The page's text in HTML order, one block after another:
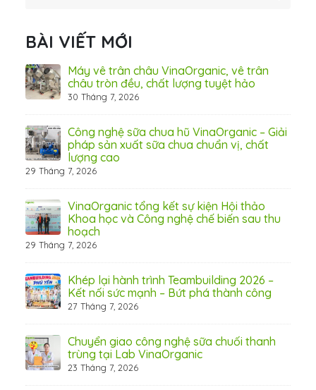
BÀI VIẾT MỚI
Máy vê trân châu VinaOrganic, vê trân
châu tròn đều, chất lượng tuyệt hảo
30 Tháng 7, 2026
Công nghệ sữa chua hũ VinaOrganic – Giải
pháp sản xuất sữa chua chuẩn vị, chất
lượng cao
29 Tháng 7, 2026
VinaOrganic tổng kết sự kiện Hội thảo
Khoa học và Công nghệ chế biến sau thu
hoạch
29 Tháng 7, 2026
Khép lại hành trình Teambuilding 2026 –
Kết nối sức mạnh – Bứt phá thành công
27 Tháng 7, 2026
Chuyển giao công nghệ sữa chuối thanh
trùng tại Lab VinaOrganic
23 Tháng 7, 2026